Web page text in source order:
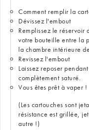
Comment remplir la
Dévissez l'embout
Remplissez le
votre bouteille entre la
la chambre intérieure
Revissez l'embout
Laissez reposer
complètement saturé.
Vous êtes prêt à vaper !
(Les cartouches sont
résistance est grillée,
autre !)